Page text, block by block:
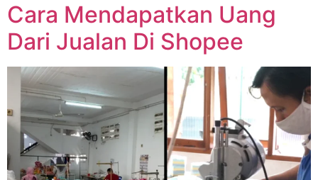
Cara Mendapatkan Uang
Dari Jualan Di Shopee